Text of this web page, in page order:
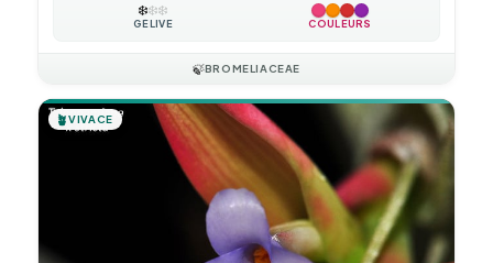
❄️❄️❄️
GÉLIVE COULEURS
🍃BROMELIACEAE
🪴VIVACE